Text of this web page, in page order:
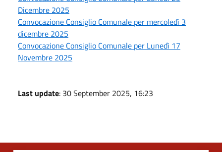
Dicembre 2025
Convocazione Consiglio Comunale per mercoledì 3
dicembre 2025
Convocazione Consiglio Comunale per Lunedì 17
Novembre 2025
Last update: 30 September 2025, 16:23